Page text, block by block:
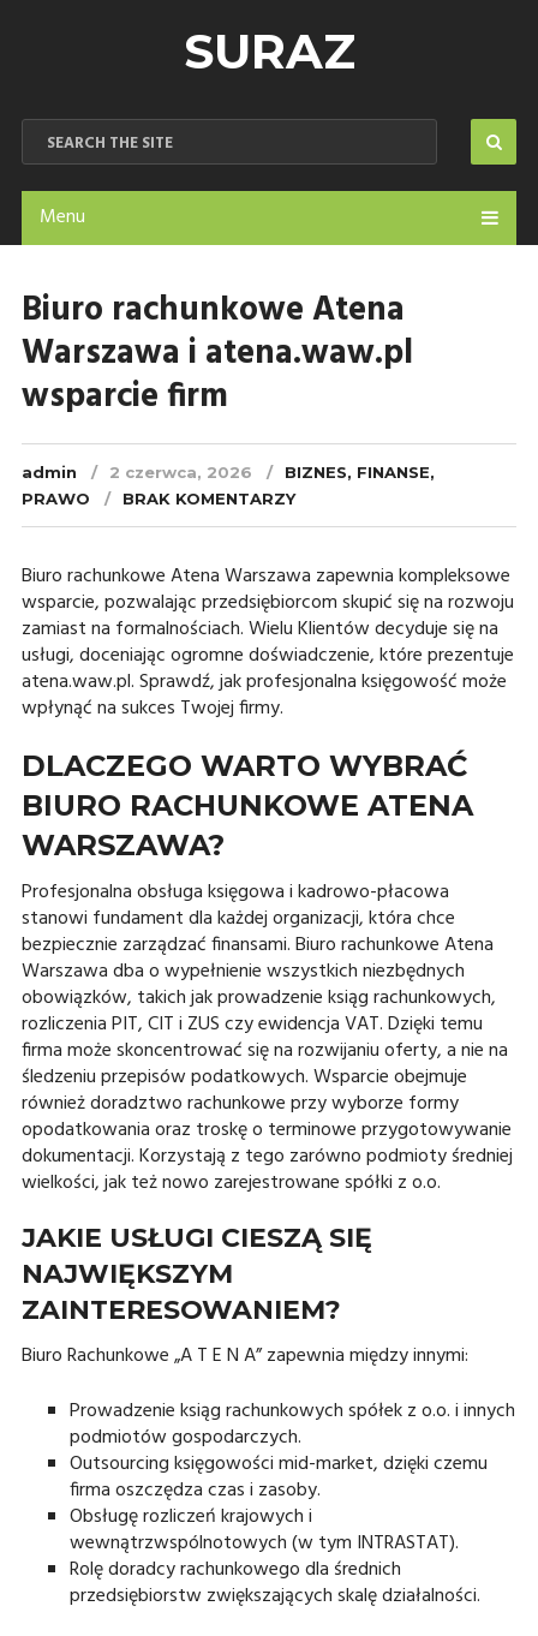
SURAZ
Menu
Biuro rachunkowe Atena
Warszawa i atena.waw.pl
wsparcie firm
admin 2 czerwca, 2026
BIZNES, FINANSE,
PRAWO
BRAK KOMENTARZY
Biuro rachunkowe Atena Warszawa zapewnia kompleksowe
wsparcie, pozwalając przedsiębiorcom skupić się na rozwoju
zamiast na formalnościach. Wielu Klientów decyduje się na
usługi, doceniając ogromne doświadczenie, które prezentuje
atena.waw.pl. Sprawdź, jak profesjonalna księgowość może
wpłynąć na sukces Twojej firmy.
DLACZEGO WARTO WYBRAĆ
BIURO RACHUNKOWE ATENA
WARSZAWA?
Profesjonalna obsługa księgowa i kadrowo-płacowa
stanowi fundament dla każdej organizacji, która chce
bezpiecznie zarządzać finansami. Biuro rachunkowe Atena
Warszawa dba o wypełnienie wszystkich niezbędnych
obowiązków, takich jak prowadzenie ksiąg rachunkowych,
rozliczenia PIT, CIT i ZUS czy ewidencja VAT. Dzięki temu
firma może skoncentrować się na rozwijaniu oferty, a nie na
śledzeniu przepisów podatkowych. Wsparcie obejmuje
również doradztwo rachunkowe przy wyborze formy
opodatkowania oraz troskę o terminowe przygotowywanie
dokumentacji. Korzystają z tego zarówno podmioty średniej
wielkości, jak też nowo zarejestrowane spółki z o.o.
JAKIE USŁUGI CIESZĄ SIĘ
NAJWIĘKSZYM
ZAINTERESOWANIEM?
Biuro Rachunkowe „A T E N A” zapewnia między innymi:
Prowadzenie ksiąg rachunkowych spółek z o.o. i innych
podmiotów gospodarczych.
Outsourcing księgowości mid-market, dzięki czemu
firma oszczędza czas i zasoby.
Obsługę rozliczeń krajowych i
wewnątrzwspólnotowych (w tym INTRASTAT).
Rolę doradcy rachunkowego dla średnich
przedsiębiorstw zwiększających skalę działalności.